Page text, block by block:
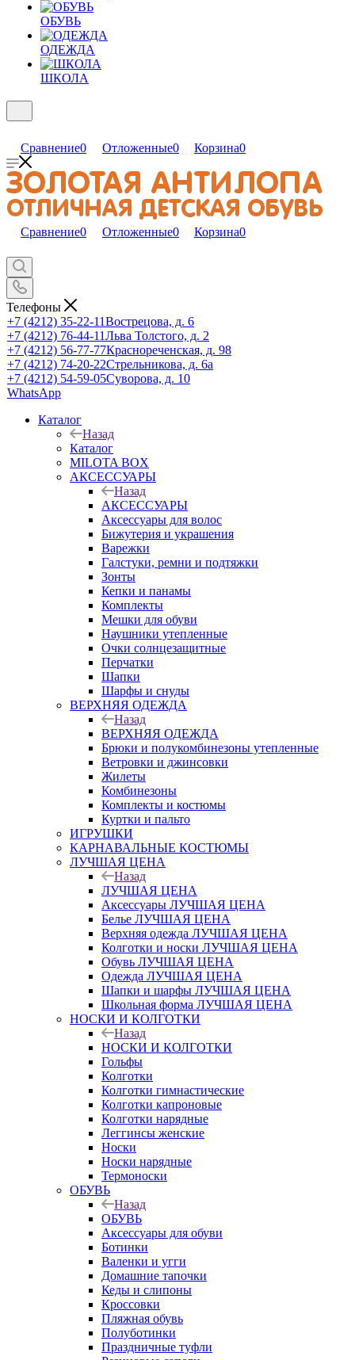
ОБУВЬ
ОДЕЖДА
ШКОЛА
Сравнение0 Отложенные0 Корзина0
Сравнение0 Отложенные0 Корзина0
Телефоны
+7 (4212) 35-22-11Вострецова, д. 6
+7 (4212) 76-44-11Льва Толстого, д. 2
+7 (4212) 56-77-77Краснореченская, д. 98
+7 (4212) 74-20-22Стрельникова, д. 6а
+7 (4212) 54-59-05Суворова, д. 10
WhatsApp
Каталог
Назад
Каталог
MILOTA BOX
АКСЕССУАРЫ
Назад
АКСЕССУАРЫ
Аксессуары для волос
Бижутерия и украшения
Варежки
Галстуки, ремни и подтяжки
Зонты
Кепки и панамы
Комплекты
Мешки для обуви
Наушники утепленные
Очки солнцезащитные
Перчатки
Шапки
Шарфы и снуды
ВЕРХНЯЯ ОДЕЖДА
Назад
ВЕРХНЯЯ ОДЕЖДА
Брюки и полукомбинезоны утепленные
Ветровки и джинсовки
Жилеты
Комбинезоны
Комплекты и костюмы
Куртки и пальто
ИГРУШКИ
КАРНАВАЛЬНЫЕ КОСТЮМЫ
ЛУЧШАЯ ЦЕНА
Назад
ЛУЧШАЯ ЦЕНА
Аксессуары ЛУЧШАЯ ЦЕНА
Белье ЛУЧШАЯ ЦЕНА
Верхняя одежда ЛУЧШАЯ ЦЕНА
Колготки и носки ЛУЧШАЯ ЦЕНА
Обувь ЛУЧШАЯ ЦЕНА
Одежда ЛУЧШАЯ ЦЕНА
Шапки и шарфы ЛУЧШАЯ ЦЕНА
Школьная форма ЛУЧШАЯ ЦЕНА
НОСКИ И КОЛГОТКИ
Назад
НОСКИ И КОЛГОТКИ
Гольфы
Колготки
Колготки гимнастические
Колготки капроновые
Колготки нарядные
Леггинсы женские
Носки
Носки нарядные
Термоноски
ОБУВЬ
Назад
ОБУВЬ
Аксессуары для обуви
Ботинки
Валенки и угги
Домашние тапочки
Кеды и слипоны
Кроссовки
Пляжная обувь
Полуботинки
Праздничные туфли